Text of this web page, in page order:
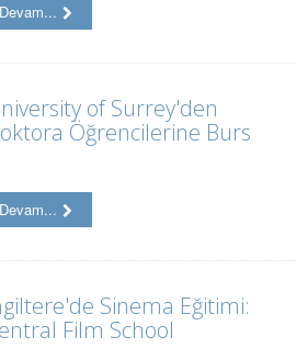
Devam...
of Surrey'den
Öğrencilerine Burs
Devam...
Sinema Eğitimi:
Film School